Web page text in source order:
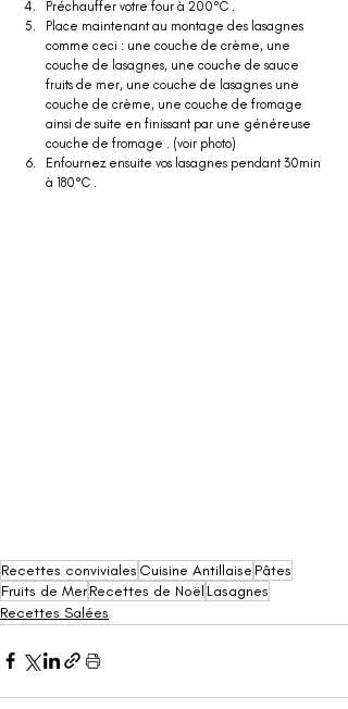
Préchauffer votre four à 200°C .
Place maintenant au montage des lasagnes
comme ceci : une couche de crème, une
couche de lasagnes, une couche de sauce
fruits de mer, une couche de lasagnes une
couche de crème, une couche de fromage
ainsi de suite en finissant par une généreuse
couche de fromage . (voir photo)
Enfournez ensuite vos lasagnes pendant 30min
à 180°C .
Recettes conviviales Cuisine Antillaise Pâtes
Fruits de MerRecettes de Noël Lasagnes
Recettes Salées